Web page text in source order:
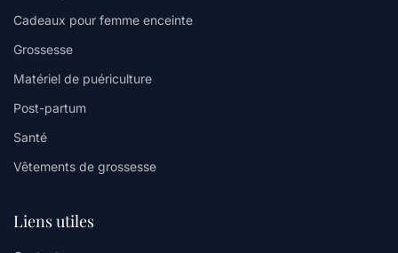
Cadeaux pour femme enceinte
Grossesse
Matériel de puériculture
Post-partum
Santé
Vêtements de grossesse
Liens utiles